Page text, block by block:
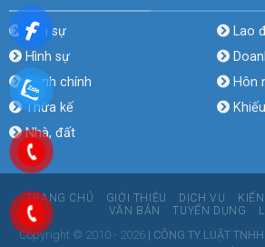
Dân sự
Hình sự
Hành chính
Thừa kế
Nhà, đất
Lao
Hôn
TRANG CHỦ GIỚI THIỆU DỊCH VỤ
VĂN BẢN
TUYỂN DỤNG
Copyright © 2010 - 2026 | CÔNG TY LUẬT